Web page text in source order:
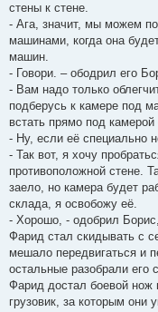
стены к стене.
- Ага, значит, мы можем
машинами, когда она
машин.
- Говори. – ободрил его
- Вам надо только
подберусь к камере под
встать прямо под
- Ну, если её специально
- Так вот, я хочу
противоположной стене.
заело, но камера будет
склада, я освобожу её.
- Хорошо, - одобрил
Фарид стал скидывать с
мешало передвигаться и
остальные разобрали его
Фарид достал боевой нож
грузовик, за которым они